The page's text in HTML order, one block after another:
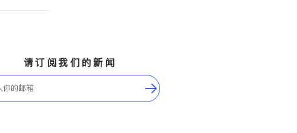
请订阅我们的新闻